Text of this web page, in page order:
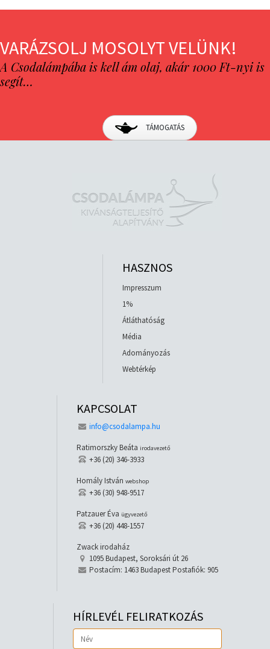
VARÁZSOLJ MOSOLYT VELÜNK!
A Csodalámpába is kell ám olaj, akár 1000 Ft-nyi is
segít…
TÁMOGATÁS
HASZNOS
Impresszum
1%
Átláthatóság
Média
Adományozás
Webtérkép
KAPCSOLAT
info@csodalampa.hu
Ratimorszky Beáta irodavezető
+36 (20) 346-3933
Homály István webshop
+36 (30) 948-9517
Patzauer Éva ügyvezető
+36 (20) 448-1557
Zwack irodaház
1095 Budapest, Soroksári út 26
Postacím: 1463 Budapest Postafiók: 905
HÍRLEVÉL FELIRATKOZÁS